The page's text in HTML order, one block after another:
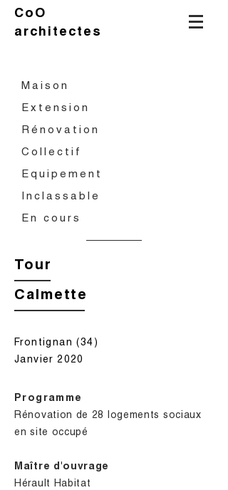
CoO
architectes
Maison
Extension
Rénovation
Collectif
Equipement
Inclassable
En cours
Tour
Calmette
Frontignan (34)
Janvier 2020
Programme
Rénovation de 28 logements sociaux
en site occupé
Maître d'ouvrage
Hérault Habitat